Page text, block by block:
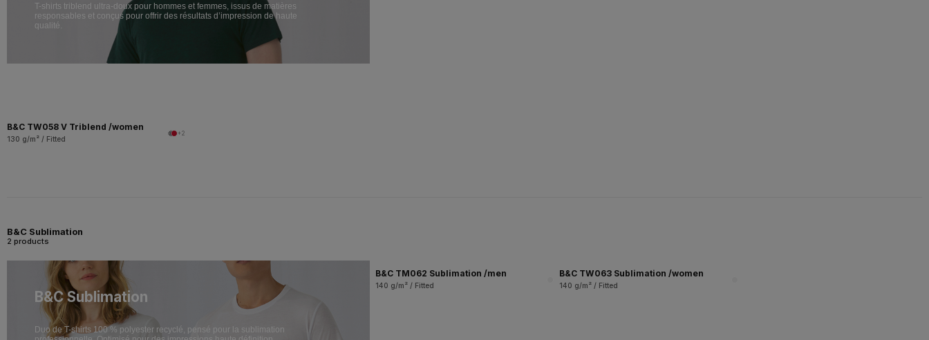
T-shirts triblend ultra-doux pour hommes et femmes, issus de matières
responsables et conçus pour offrir des résultats d’impression de haute
qualité.
B&C TW058 V Triblend /women
130 g/m² / Fitted
+2
B&C Sublimation
2 products
B&C Sublimation
Duo de T-shirts 100 % polyester recyclé, pensé pour la sublimation
B&C TM062 Sublimation /men
140 g/m² / Fitted
B&C TW063 Sublimation /women
140 g/m² / Fitted